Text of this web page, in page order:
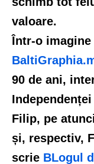
valoare.
Într-o
90 de ani,
Filip, pe
și, respectiv,
scrie BLogul